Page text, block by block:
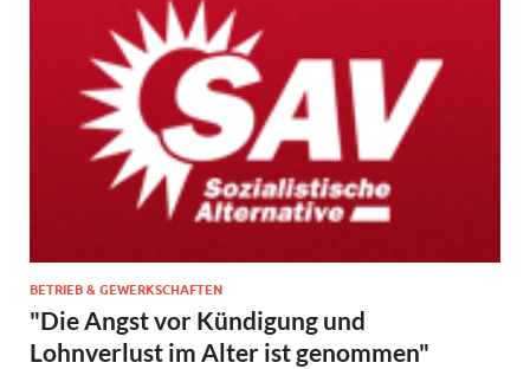
BETRIEB & GEWERKSCHAFTEN
"Die Angst vor Kündigung und
Lohnverlust im Alter ist genommen"